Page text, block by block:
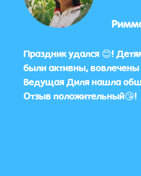
Праздник удался 😊!
были активны,
Ведущая Диля нашла
Отзыв положительный😘!